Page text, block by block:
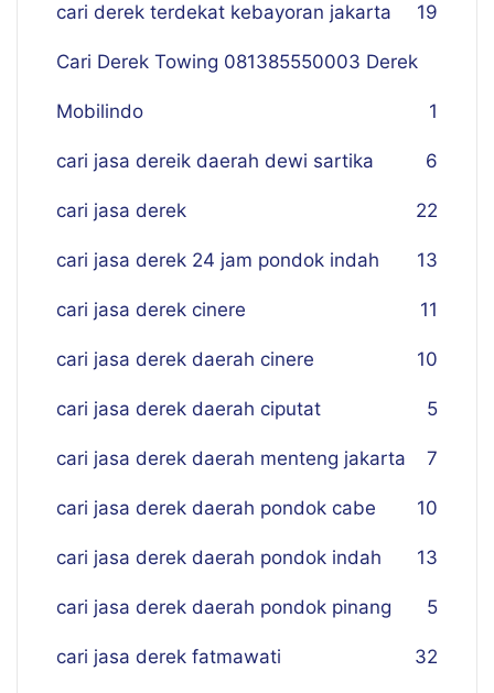
cari derek terdekat kebayoran jakarta 19
Cari Derek Towing 081385550003 Derek
Mobilindo 1
cari jasa dereik daerah dewi sartika 6
cari jasa derek 22
cari jasa derek 24 jam pondok indah 13
cari jasa derek cinere 11
cari jasa derek daerah cinere 10
cari jasa derek daerah ciputat 5
cari jasa derek daerah menteng jakarta 7
cari jasa derek daerah pondok cabe 10
cari jasa derek daerah pondok indah 13
cari jasa derek daerah pondok pinang 5
cari jasa derek fatmawati 32